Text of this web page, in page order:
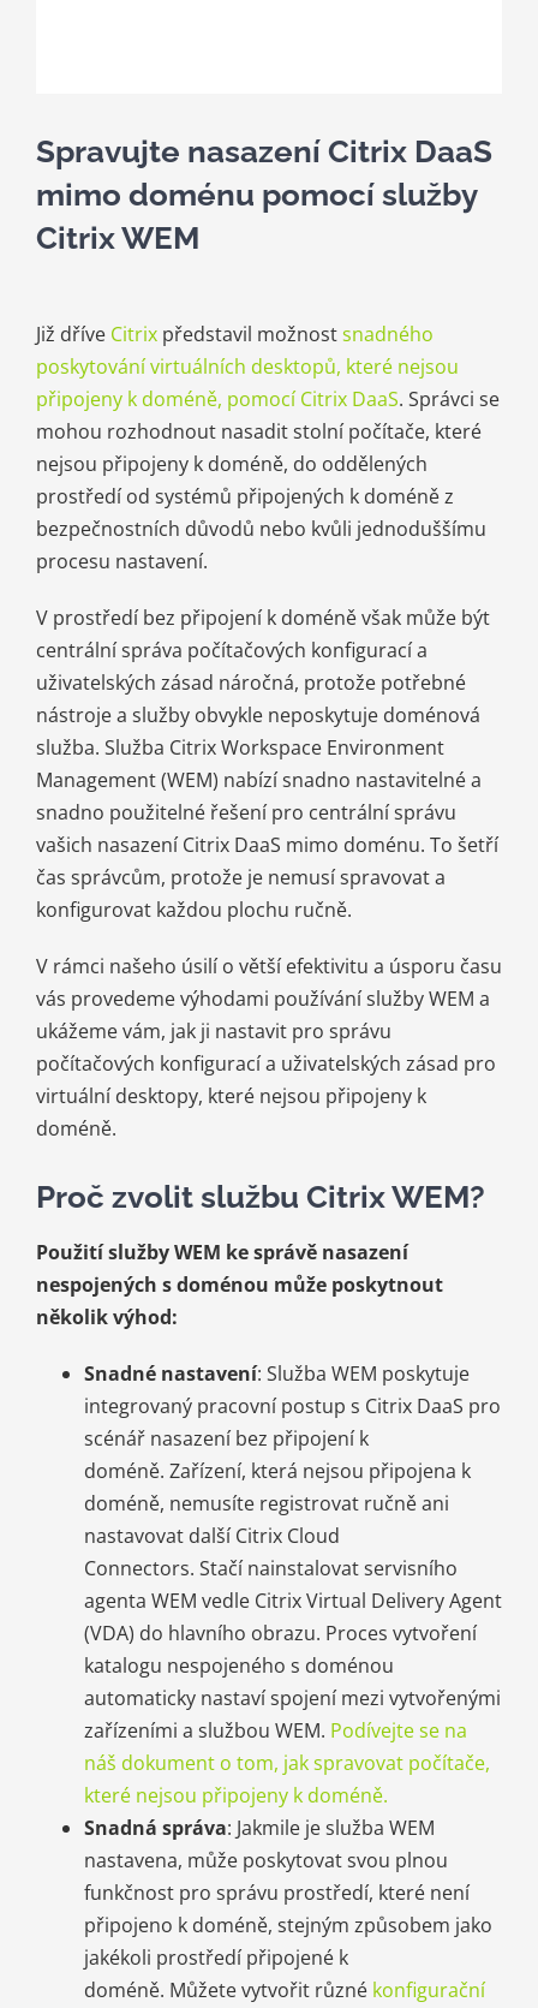
Spravujte nasazení Citrix DaaS
mimo doménu pomocí služby
Citrix WEM
Již dříve Citrixpředstavil možnostsnadného
poskytování virtuálních desktopů, které nejsou
připojeny k doméně, pomocí Citrix DaaS. Správci se
mohou rozhodnout nasadit stolní počítače, které
nejsou připojeny k doméně, do oddělených
prostředí od systémů připojených k doméně z
bezpečnostních důvodů nebo kvůli jednoduššímu
procesu nastavení.
V prostředí bez připojení k doméně však může být
centrální správa počítačových konfigurací a
uživatelských zásad náročná, protože potřebné
nástroje a služby obvykle neposkytuje doménová
služba. Služba Citrix Workspace Environment
Management (WEM) nabízí snadno nastavitelné a
snadno použitelné řešení pro centrální správu
vašich nasazení Citrix DaaS mimo doménu. To šetří
čas správcům, protože je nemusí spravovat a
konfigurovat každou plochu ručně.
V rámci našeho úsilí o větší efektivitu a úsporu času
vás provedeme výhodami používání služby WEM a
ukážeme vám, jak ji nastavit pro správu
počítačových konfigurací a uživatelských zásad pro
virtuální desktopy, které nejsou připojeny k
doméně.
Proč zvolit službu Citrix WEM?
Použití služby WEM ke správě nasazení
nespojených s doménou může poskytnout
několik výhod:
Snadné nastavení: Služba WEM poskytuje
integrovaný pracovní postup s Citrix DaaS pro
scénář nasazení bez připojení k
doméně. Zařízení, která nejsou připojena k
doméně, nemusíte registrovat ručně ani
nastavovat další Citrix Cloud
Connectors. Stačí nainstalovat servisního
agenta WEM vedle Citrix Virtual Delivery Agent
(VDA) do hlavního obrazu. Proces vytvoření
katalogu nespojeného s doménou
automaticky nastaví spojení mezi vytvořenými
zařízeními a službou WEM. Podívejte se na
náš dokument o tom, jak spravovat počítače,
které nejsou připojeny k doméně.
Snadná správa: Jakmile je služba WEM
nastavena, může poskytovat svou plnou
funkčnost pro správu prostředí, které není
připojeno k doméně, stejným způsobem jako
jakékoli prostředí připojené k
doméně. Můžete vytvořit různé konfigurační